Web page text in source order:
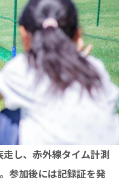
し、赤外線タイム計測
参加後には記録証を発